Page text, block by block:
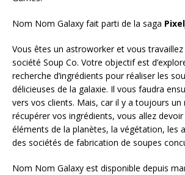
Nom Nom Galaxy fait parti de la saga
Vous êtes un astroworker et vous
société Soup Co. Votre objectif est
recherche d’ingrédients pour réaliser les
délicieuses de la galaxie. Il vous faudra
vers vos clients. Mais, car il y a toujours un
récupérer vos ingrédients, vous allez
éléments de la planètes, la végétation, les
des sociétés de fabrication de soupes
Nom Nom Galaxy est disponible depuis